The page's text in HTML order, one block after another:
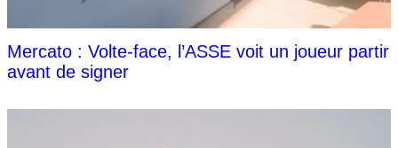
Mercato : Volte-face, l’ASSE voit un joueur partir
avant de signer